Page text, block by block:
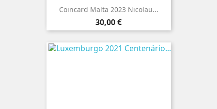
Coincard Malta 2023 Nicolau...
Preço
30,00 €